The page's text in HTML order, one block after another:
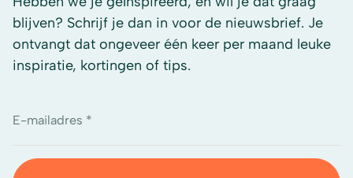
blijven? Schrijf je dan in voor de nieuwsbrief. Je
ontvangt dat ongeveer één keer per maand leuke
inspiratie, kortingen of tips.
E-mailadres *